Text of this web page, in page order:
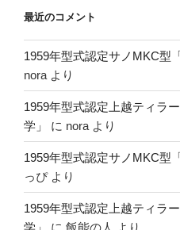
最近のコメント
1959年型式認定サノMKC型
nora より
1959年型式認定上越ティラ
学」
に nora より
1959年型式認定サノMKC型
っぴより
1959年型式認定上越ティラ
学」
に 飯能の人 より